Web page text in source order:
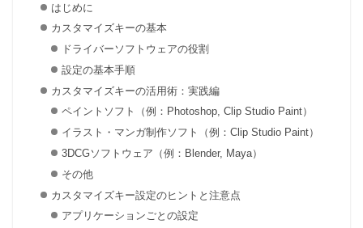
はじめに
カスタマイズキーの基本
ドライバーソフトウェアの役割
設定の基本手順
カスタマイズキーの活用術：実践編
ペイントソフト（例：Photoshop, Clip Studio Paint）
イラスト・マンガ制作ソフト（例：Clip Studio Paint）
3DCGソフトウェア（例：Blender, Maya）
その他
カスタマイズキー設定のヒントと注意点
アプリケーションごとの設定